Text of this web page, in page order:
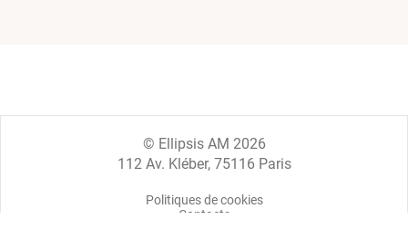
© Ellipsis AM 2026
112 Av. Kléber, 75116 Paris
Politiques de cookies
Contacts